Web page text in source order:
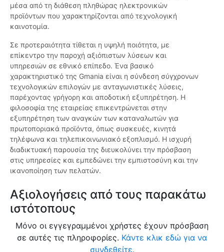
μέσα από τη διάθεση πληθώρας ηλεκτρονικών
προϊόντων που χαρακτηρίζονται από τεχνολογική
καινοτομία.
Σε προτεραιότητα τίθεται η υψηλή ποιότητα, με
επίκεντρο την παροχή αξιόπιστων λύσεων και
υπηρεσιών σε εθνικό επίπεδο. Ένα βασικό
χαρακτηριστικό της Gmania είναι η σύνδεση σύγχρονων
τεχνολογικών επιλογών με ανταγωνιστικές λύσεις,
παρέχοντας γρήγορη και αποδοτική εξυπηρέτηση. Η
φιλοσοφία της εταιρείας επικεντρώνεται στην
εξυπηρέτηση των αναγκών των καταναλωτών για
πρωτοποριακά προϊόντα, όπως συσκευές, κινητά
τηλέφωνα και τηλεπικοινωνιακό εξοπλισμό. Η ισχυρή
διαδικτυακή παρουσία της διευκολύνει την πρόσβαση
στις υπηρεσίες και εμπεδώνει την εμπιστοσύνη και την
ικανοποίηση των πελατών.
Αξιολογήσεις από τους παρακάτω
ιστότοπους
Μόνο οι εγγεγραμμένοι χρήστες έχουν πρόσβαση
σε αυτές τις πληροφορίες. Κάντε κλικ εδώ για να
συνδεθείτε.